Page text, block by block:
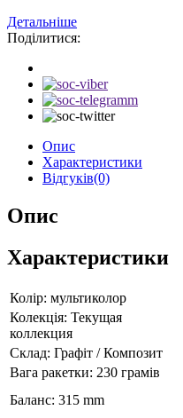
Детальніше
Поділитися:
Опис
Характеристики
Відгуків(0)
Опис
Характеристики
Колір: мультиколор
Колекція: Текущая
коллекция
Склад: Графіт / Композит
Вага ракетки: 230 грамів
Баланс: 315 mm